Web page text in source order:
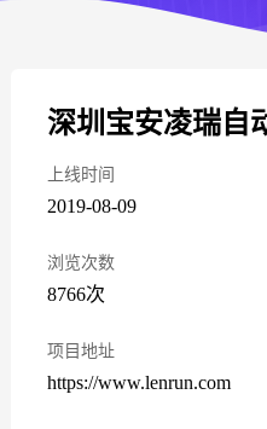
深圳宝安凌瑞自
上线时间
2019-08-09
浏览次数
8766次
项目地址
https://www.lenrun.com